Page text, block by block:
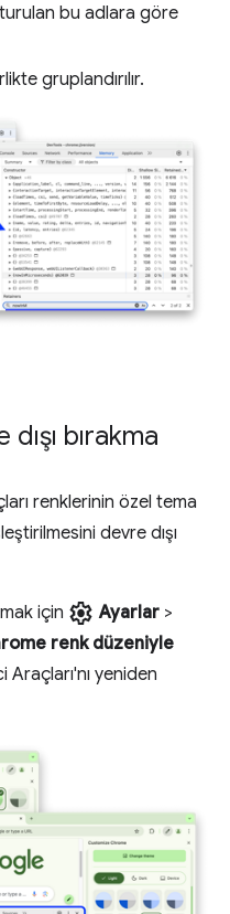
bu adlara göre
gruplandırılır.
bırakma
renklerinin özel tema
devre dışı
için settings Ayarlar >
renk düzeniyle
yeniden